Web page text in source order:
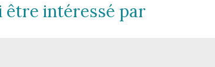
être intéressé par